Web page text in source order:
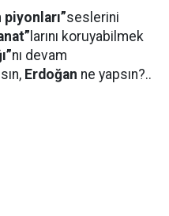
seslerini
larını koruyabilmek
nı devam
Erdoğan ne yapsın?..